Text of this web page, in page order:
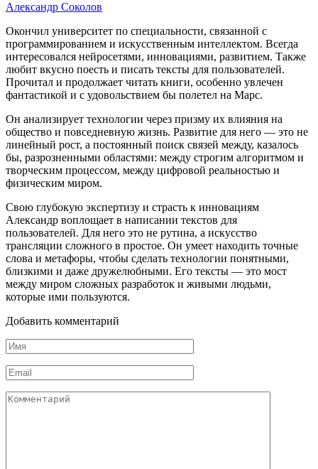
Александр Соколов
Окончил университет по специальности, связанной с
программированием и искусственным интеллектом. Всегда
интересовался нейросетями, инновациями, развитием. Также
любит вкусно поесть и писать тексты для пользователей.
Прочитал и продолжает читать книги, особенно увлечен
фантастикой и с удовольствием бы полетел на Марс.
Он анализирует технологии через призму их влияния на
общество и повседневную жизнь. Развитие для него — это не
линейный рост, а постоянный поиск связей между, казалось
бы, разрозненными областями: между строгим алгоритмом и
творческим процессом, между цифровой реальностью и
физическим миром.
Свою глубокую экспертизу и страсть к инновациям
Александр воплощает в написании текстов для
пользователей. Для него это не рутина, а искусство
трансляции сложного в простое. Он умеет находить точные
слова и метафоры, чтобы сделать технологии понятными,
близкими и даже дружелюбными. Его тексты — это мост
между миром сложных разработок и живыми людьми,
которые ими пользуются.
Добавить комментарий
Имя
*
Email
*
Комментарий